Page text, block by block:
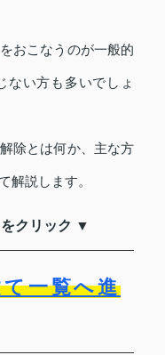
おこなうのが一般的
ない方も多いでしょ
除とは何か、主な方
解説します。
クリック ▼
一覧へ進